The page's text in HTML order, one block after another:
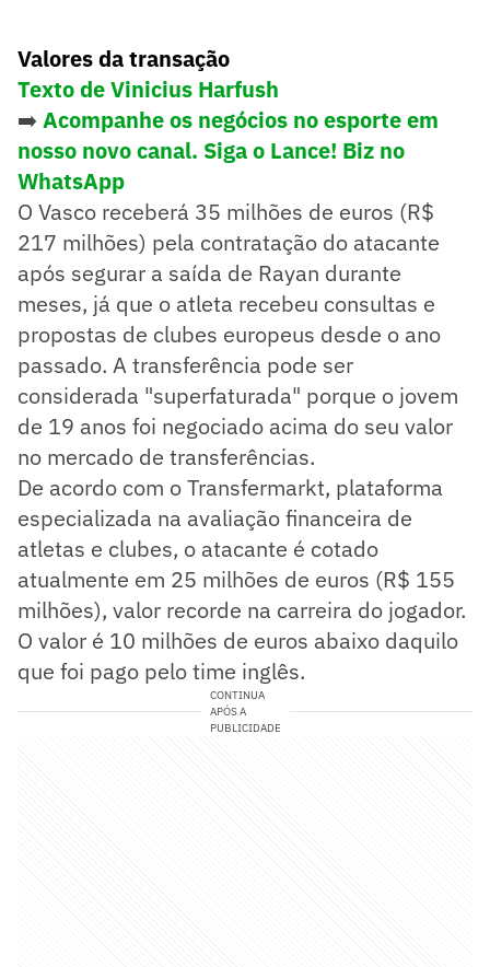
Valores da transação
Texto de Vinicius Harfush
➡️ Acompanhe os negócios no esporte em
nosso novo canal. Siga o Lance! Biz no
WhatsApp
O Vasco receberá 35 milhões de euros (R$
217 milhões) pela contratação do atacante
após segurar a saída de Rayan durante
meses, já que o atleta recebeu consultas e
propostas de clubes europeus desde o ano
passado. A transferência pode ser
considerada "superfaturada" porque o jovem
de 19 anos foi negociado acima do seu valor
no mercado de transferências.
De acordo com o Transfermarkt, plataforma
especializada na avaliação financeira de
atletas e clubes, o atacante é cotado
atualmente em 25 milhões de euros (R$ 155
milhões), valor recorde na carreira do jogador.
O valor é 10 milhões de euros abaixo daquilo
que foi pago pelo time inglês.
CONTINUA
APÓS A
PUBLICIDADE